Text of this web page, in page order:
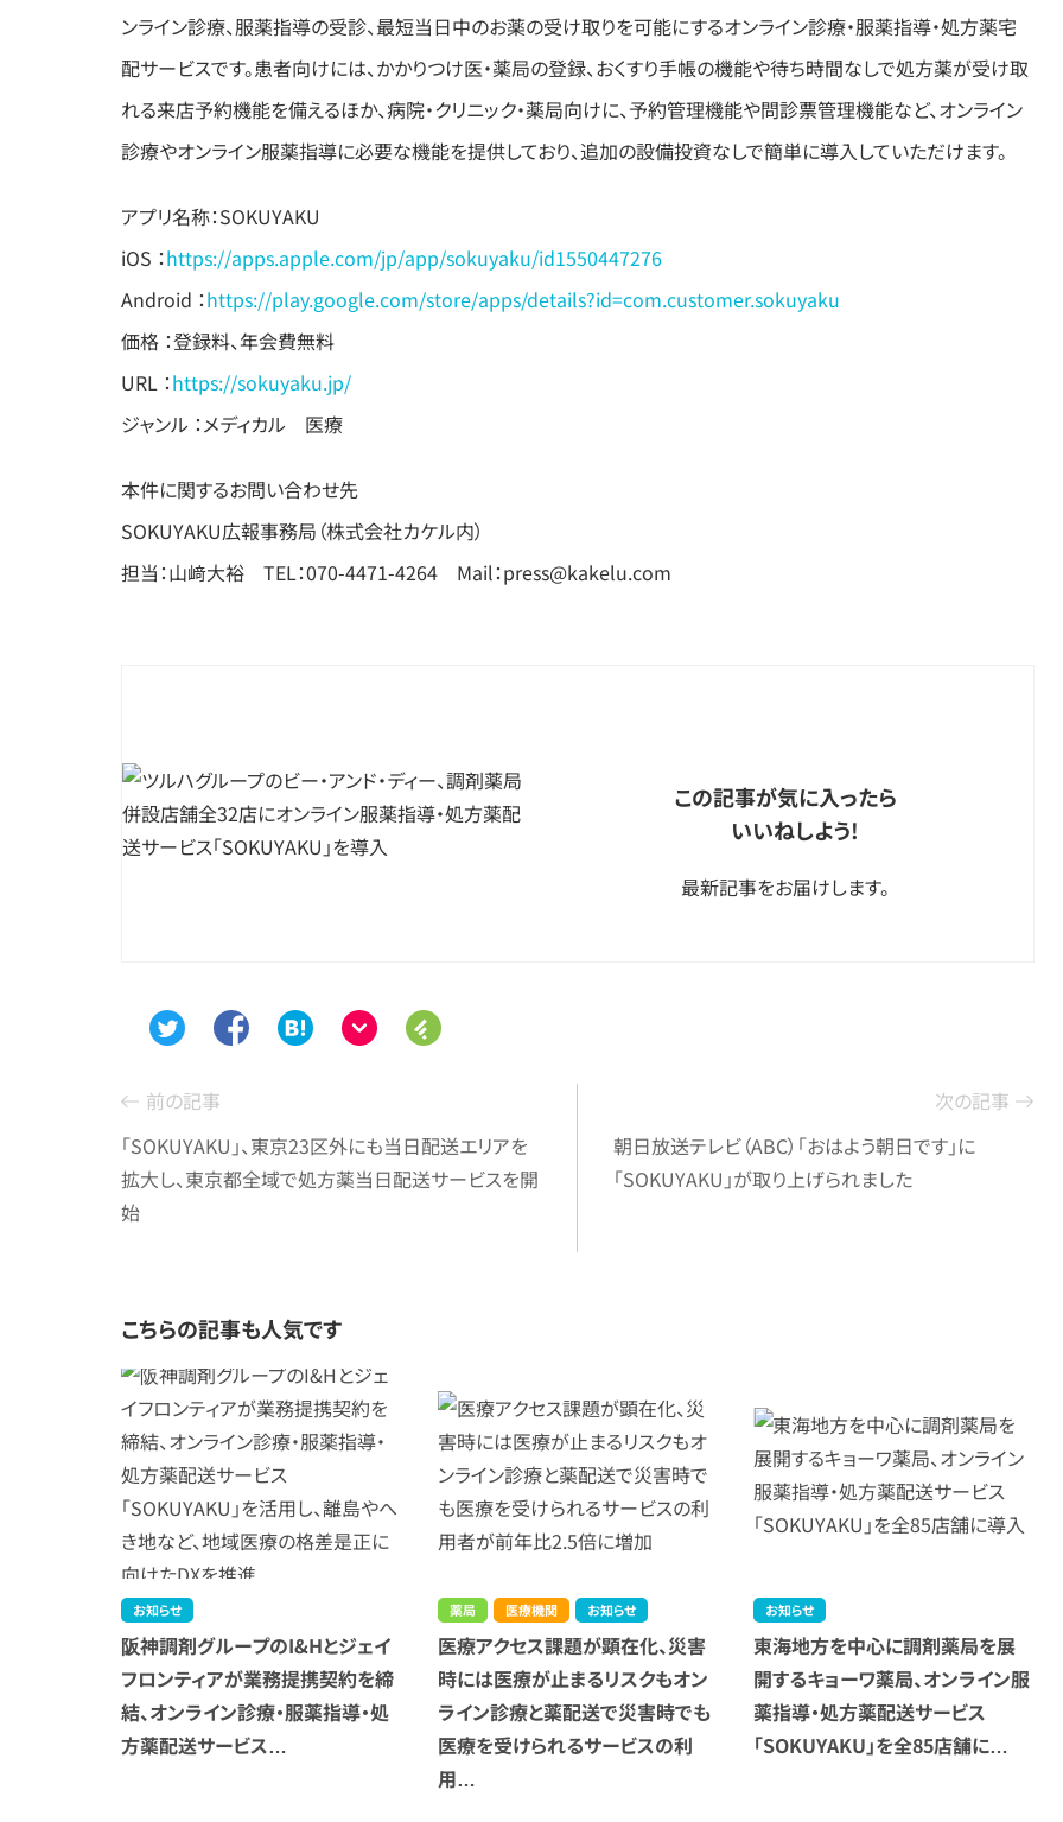
ンライン診療、服薬指導の受診、最短当日中のお薬の受け取りを可能にするオンライン診療・服薬指導・処方薬宅
配サービスです。患者向けには、かかりつけ医・薬局の登録、おくすり手帳の機能や待ち時間なしで処方薬が受け取
れる来店予約機能を備えるほか、病院・クリニック・薬局向けに、予約管理機能や問診票管理機能など、オンライン
診療やオンライン服薬指導に必要な機能を提供しており、追加の設備投資なしで簡単に導入していただけます。
アプリ名称：SOKUYAKU
iOS ：https://apps.apple.com/jp/app/sokuyaku/id1550447276
Android ：https://play.google.com/store/apps/details?id=com.customer.sokuyaku
価格 ：登録料、年会費無料
URL ：https://sokuyaku.jp/
ジャンル ：メディカル 医療
本件に関するお問い合わせ先
SOKUYAKU広報事務局（株式会社カケル内）
担当：山﨑大裕 TEL：070-4471-4264 Mail：press@kakelu.com
この記事が気に入ったら
いいねしよう!
最新記事をお届けします。
前の記事
「SOKUYAKU」、東京23区外にも当日配送エリアを
拡大し、東京都全域で処方薬当日配送サービスを開
始
次の記事
朝日放送テレビ（ABC）「おはよう朝日です」に
「SOKUYAKU」が取り上げられました
こちらの記事も人気です
お知らせ
阪神調剤グループのI&Hとジェイ
フロンティアが業務提携契約を締
結、オンライン診療・服薬指導・処
方薬配送サービス…
薬局 医療機関 お知らせ
医療アクセス課題が顕在化、災害
時には医療が止まるリスクもオン
ライン診療と薬配送で災害時でも
医療を受けられるサービスの利
用…
お知らせ
東海地方を中心に調剤薬局を展
開するキョーワ薬局、オンライン服
薬指導・処方薬配送サービス
「SOKUYAKU」を全85店舗に…